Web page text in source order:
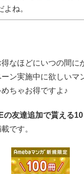
よね。
なほどにいつの間に
ン実施中に欲しいマ
ちゃお得ですよ♪
の友達追加で貰える
です。